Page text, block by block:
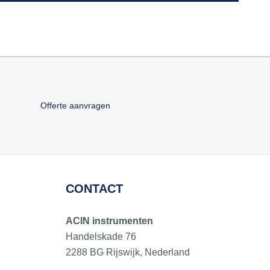
Offerte aanvragen
CONTACT
ACIN instrumenten
Handelskade 76
2288 BG Rijswijk, Nederland